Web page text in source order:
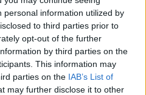
personal information utilized by
to third parties prior to
opt-out of the further
by third parties on the
This information may
parties on the IAB’s List of
may further disclose it to other